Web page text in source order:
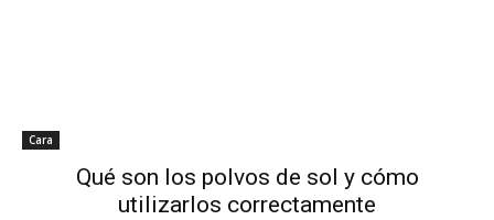
Cara
Qué son los polvos de sol y cómo
utilizarlos correctamente